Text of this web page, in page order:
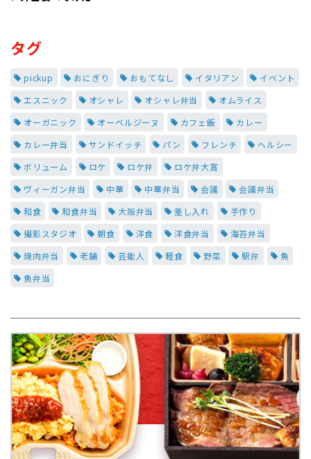
タグ
pickup おにぎり おもてなし イタリアン
イベント
エスニック
オシャレ オシャレ弁当
オムライス
オーガニック
オーベルジーヌ カフェ飯
カレー
カレー弁当
サンドイッチ パン フレンチ
ヘルシー
ボリューム
ロケ ロケ弁
ロケ弁大賞
ヴィーガン弁当
中華 中華弁当 会議
会議弁当
和食
和食弁当 大阪弁当 差し入れ
手作り
撮影スタジオ
朝食 洋食 洋食弁当
海苔弁当
焼肉弁当
老舗 芸能人 軽食 野菜 駅弁
魚
魚弁当